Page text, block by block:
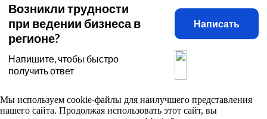
Возникли трудности
при ведении бизнеса в
регионе?
Напишите, чтобы быстро
получить ответ
Написать
Мы используем cookie-файлы для наилучшего представления
нашего сайта. Продолжая использовать этот сайт, вы